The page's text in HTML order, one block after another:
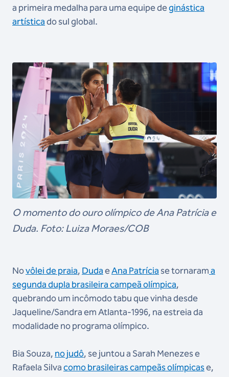
a primeira medalha para uma equipe deginástica
artísticado sul global.
O momento do ouro olímpico de Ana Patrícia e
Duda. Foto: Luiza Moraes/COB
Novôlei de praia, DudaeAna Patrícia se tornarama
segunda dupla brasileira campeã olímpica,
quebrando um incômodo tabu que vinha desde
Jaqueline/Sandra em Atlanta-1996, na estreia da
modalidade no programa olímpico.
Bia Souza, no judô, se juntou a Sarah Menezes e
Rafaela Silvacomo brasileiras campeãs olímpicase,